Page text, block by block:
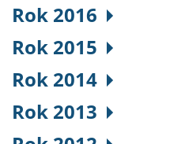
Rok 2016
Rok 2015
Rok 2014
Rok 2013